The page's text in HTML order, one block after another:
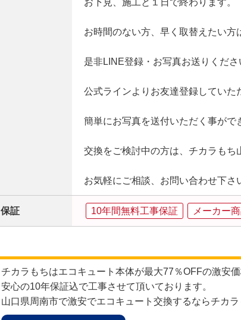
お時間のない方、早く取替えたい方
是非LINE登録・お写真お送りくださ
公式ラインよりお友達登録していた
簡単にお写真を送付いただく事がで
交換をご検討中の方は、チカラもち
お気軽にご相談、お問い合わせ下さ
保証 10年間無料工事保証 メーカー
チカラもちはエコキュート本体が最大77％OFFの激安価
安心の10年保証込で工事させて頂いております。
山口県周南市で激安でエコキュート交換するならチカラ